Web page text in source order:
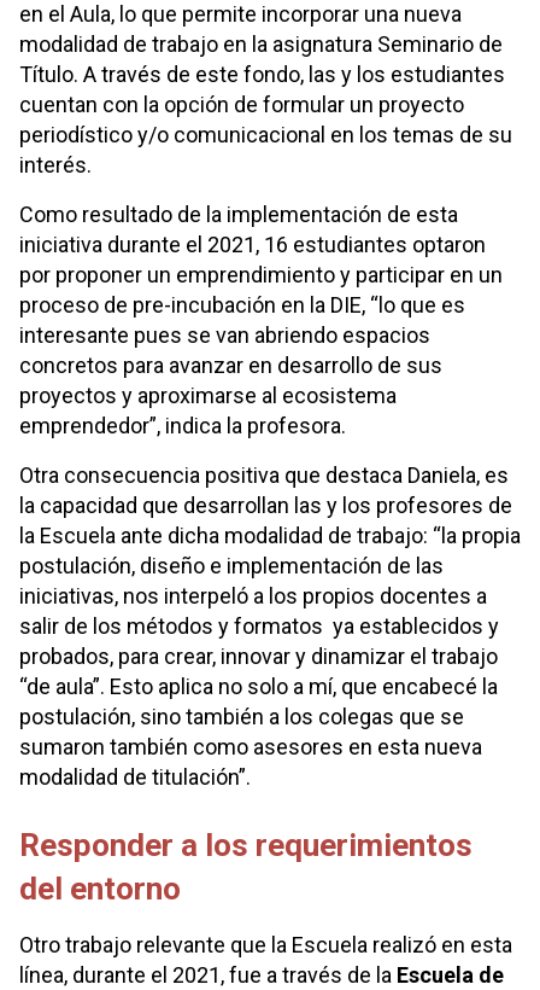
en el Aula, lo que permite incorporar una nueva
modalidad de trabajo en la asignatura Seminario de
Título. A través de este fondo, las y los estudiantes
cuentan con la opción de formular un proyecto
periodístico y/o comunicacional en los temas de su
interés.
Como resultado de la implementación de esta
iniciativa durante el 2021, 16 estudiantes optaron
por proponer un emprendimiento y participar en un
proceso de pre-incubación en la DIE, “lo que es
interesante pues se van abriendo espacios
concretos para avanzar en desarrollo de sus
proyectos y aproximarse al ecosistema
emprendedor”, indica la profesora.
Otra consecuencia positiva que destaca Daniela, es
la capacidad que desarrollan las y los profesores de
la Escuela ante dicha modalidad de trabajo: “la propia
postulación, diseño e implementación de las
iniciativas, nos interpeló a los propios docentes a
salir de los métodos y formatos ya establecidos y
probados, para crear, innovar y dinamizar el trabajo
“de aula”. Esto aplica no solo a mí, que encabecé la
postulación, sino también a los colegas que se
sumaron también como asesores en esta nueva
modalidad de titulación”.
Responder a los requerimientos
del entorno
Otro trabajo relevante que la Escuela realizó en esta
línea, durante el 2021, fue a través de la Escuela de